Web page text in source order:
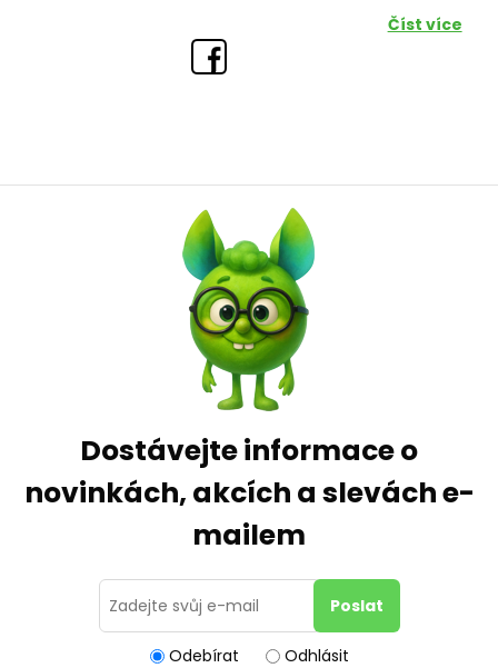
Číst více
Dostávejte informace o
novinkách, akcích a slevách e-
mailem
Odebírat Odhlásit